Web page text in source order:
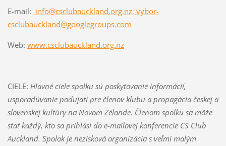
E-mail: info@csclubauckland.org.nz, vybor-
csclubauckland@googlegroups.com
Web: www.csclubauckland.org.nz
CIELE: Hlavné ciele spolku sú poskytovanie informácií,
usporadúvanie podujatí pre členov klubu a propagácia českej a
slovenskej kultúry na Novom Zélande. Členom spolku sa môže
stať každý, kto sa prihlási do e-mailovej konferencie CS Club
Auckland. Spolok je nezisková organizácia s veľmi malým